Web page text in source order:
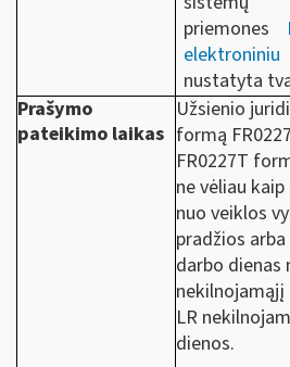
priemones
nustatyta
Prašymo
pateikimo laikas
Užsienio
formą
FR0227T
ne vėliau
nuo veiklos
pradžios
darbo
LR
dienos.